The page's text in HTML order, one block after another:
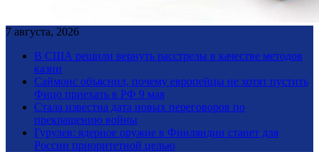
7 августа, 2026
В США решили вернуть расстрелы в качестве методов
казни
Саймонс объяснил, почему европейцы не хотят пустить
Фицо приехать в РФ 9 мая
Стала известна дата новых переговоров по
прекращению войны
Гурулев: ядерное оружие в Финляндии станет для
России приоритетной целью